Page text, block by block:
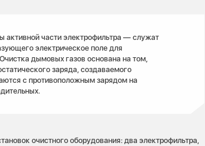
части электрофильтра — служат
электрическое поле для
дымовых газов основана на том,
заряда, создаваемого
с противоположным зарядом на
очистного оборудования: два электрофильтра,